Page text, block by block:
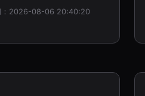
：2026-08-06 20:40:20